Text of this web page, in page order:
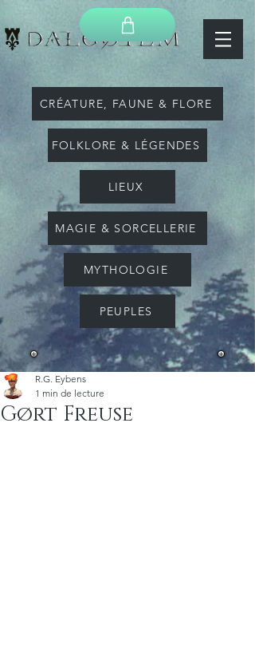
CRÉATURE, FAUNE & FLORE
FOLKLORE & LÉGENDES
LIEUX
MAGIE & SORCELLERIE
MYTHOLOGIE
PEUPLES
Gørt Freuse
R.G. Eybens
1 min de lecture